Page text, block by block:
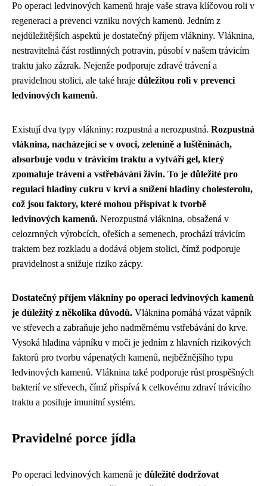
Po operaci ledvinových kamenů hraje vaše strava klíčovou roli v
regeneraci a prevenci vzniku nových kamenů. Jedním z
nejdůležitějších aspektů je dostatečný příjem vlákniny. Vláknina,
nestravitelná část rostlinných potravin, působí v našem trávicím
traktu jako zázrak. Nejenže podporuje zdravé trávení a
pravidelnou stolici, ale také hraje důležitou roli v prevenci
ledvinových kamenů.
Existují dva typy vlákniny: rozpustná a nerozpustná. Rozpustná
vláknina, nacházející se v ovoci, zelenině a luštěninách,
absorbuje vodu v trávicím traktu a vytváří gel, který
zpomaluje trávení a vstřebávání živin. To je důležité pro
regulaci hladiny cukru v krvi a snížení hladiny cholesterolu,
což jsou faktory, které mohou přispívat k tvorbě
ledvinových kamenů. Nerozpustná vláknina, obsažená v
celozrnných výrobcích, ořeších a semenech, prochází trávicím
traktem bez rozkladu a dodává objem stolici, čímž podporuje
pravidelnost a snižuje riziko zácpy.
Dostatečný příjem vlákniny po operaci ledvinových kamenů
je důležitý z několika důvodů. Vláknina pomáhá vázat vápník
ve střevech a zabraňuje jeho nadměrnému vstřebávání do krve.
Vysoká hladina vápníku v moči je jedním z hlavních rizikových
faktorů pro tvorbu vápenatých kamenů, nejběžnějšího typu
ledvinových kamenů. Vláknina také podporuje růst prospěšných
bakterií ve střevech, čímž přispívá k celkovému zdraví trávicího
traktu a posiluje imunitní systém.
Pravidelné porce jídla
Po operaci ledvinových kamenů je důležité dodržovat